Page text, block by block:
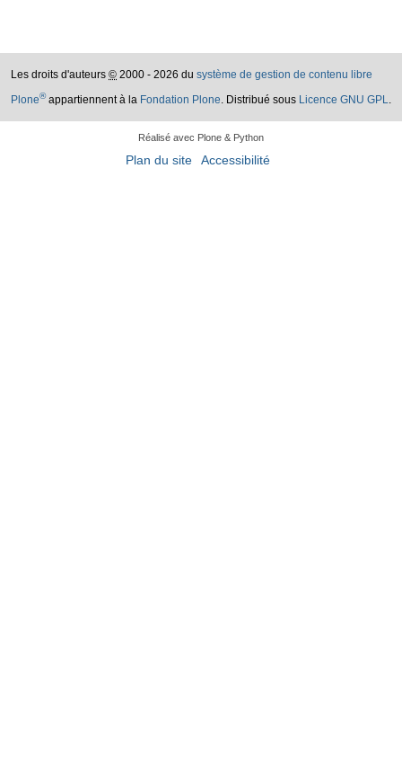
Les droits d'auteurs © 2000 - 2026 du système de gestion de contenu libre
Plone®appartiennent à la Fondation Plone. Distribué sous Licence GNU GPL.
Réalisé avec Plone & Python
Plan du site Accessibilité